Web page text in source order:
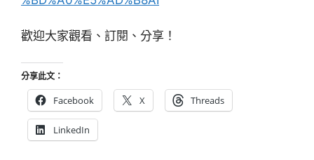
歡迎大家觀看、訂閱、分享！
分享此文：
Facebook X Threads
LinkedIn